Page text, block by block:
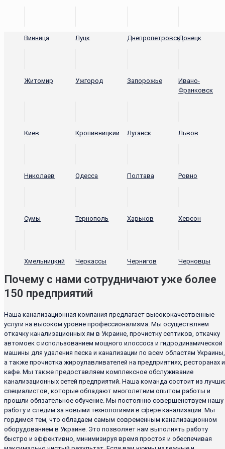
Винница Луцк ДнепропетровскДонецк
Житомир Ужгород Запорожье
Ивано-
Франковск
Киев Кропивницкий Луганск Львов
Николаев Одесса Полтава Ровно
Сумы Тернополь Харьков Херсон
Хмельницкий Черкассы Чернигов Черновцы
Почему с нами сотрудничают уже более
150 предприятий
Наша канализационная компания предлагает высококачественные
услуги на высоком уровне профессионализма. Мы осуществляем
откачку канализационных ям в Украине, прочистку септиков, откачку
автомоек с использованием мощного илоссоса и гидродинамической
машины для удаления песка и канализации по всем областям Украины,
а также прочистка жироулавливателей на предприятиях, ресторанах и
кафе. Мы также предоставляем комплексное обслуживание
канализационных сетей предприятий. Наша команда состоит из
специалистов, которые обладают многолетним опытом работы и
прошли обязательное обучение. Мы постоянно совершенствуем нашу
работу и следим за новыми технологиями в сфере канализации. Мы
гордимся тем, что обладаем самым современным канализационном
оборудованием в Украине. Это позволяет нам выполнять работу
быстро и эффективно, минимизируя время простоя и обеспечивая